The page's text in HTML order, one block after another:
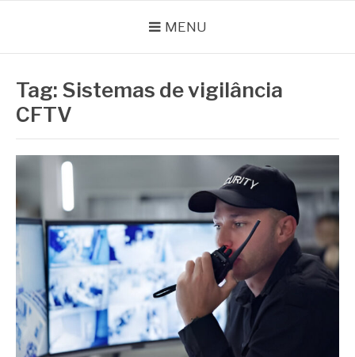
MENU
Tag: Sistemas de vigilância
CFTV